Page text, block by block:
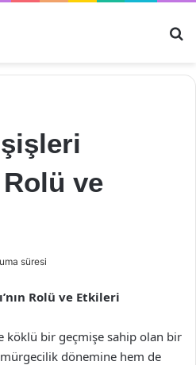
Rolü ve
süresi
Rolü ve Etkileri
köklü bir geçmişe sahip olan bir
dönemine hem de